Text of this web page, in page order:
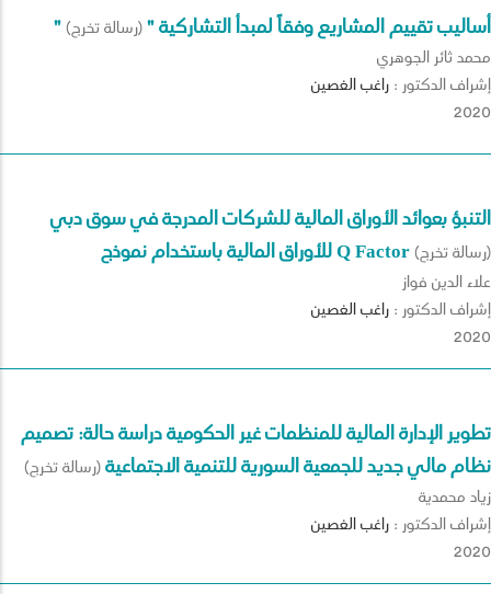
" أساليب تقييم المشاريع وفقاً لمبدأ التشاركية "(رسالة تخرج)
محمد ثائر الجوهري
إشراف الدكتور : راغبالغصين
2020
التنبؤ بعوائد الأوراق المالية للشركات المدرجة في سوق دبي
للأوراق المالية باستخدام نموذج Q Factor
(رسالة تخرج)
علاء الدين فواز
إشراف الدكتور : راغبالغصين
2020
تطوير الإدارة المالية للمنظمات غير الحكومية دراسة حالة: تصميم
نظام مالي جديد للجمعية السورية للتنمية الاجتماعية(رسالة تخرج)
زياد محمدية
إشراف الدكتور : راغبالغصين
2020